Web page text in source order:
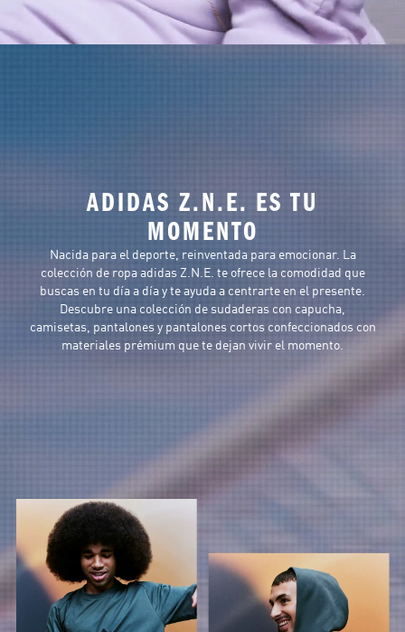
ADIDAS Z.N.E. ES TU
MOMENTO
Nacida para el deporte, reinventada para emocionar. La
colección de ropa adidas Z.N.E. te ofrece la comodidad que
buscas en tu día a día y te ayuda a centrarte en el presente.
Descubre una colección de sudaderas con capucha,
camisetas, pantalones y pantalones cortos confeccionados con
materiales prémium que te dejan vivir el momento.